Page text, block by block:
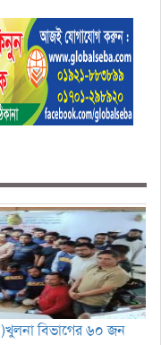
বিভাগের ৬০ জন